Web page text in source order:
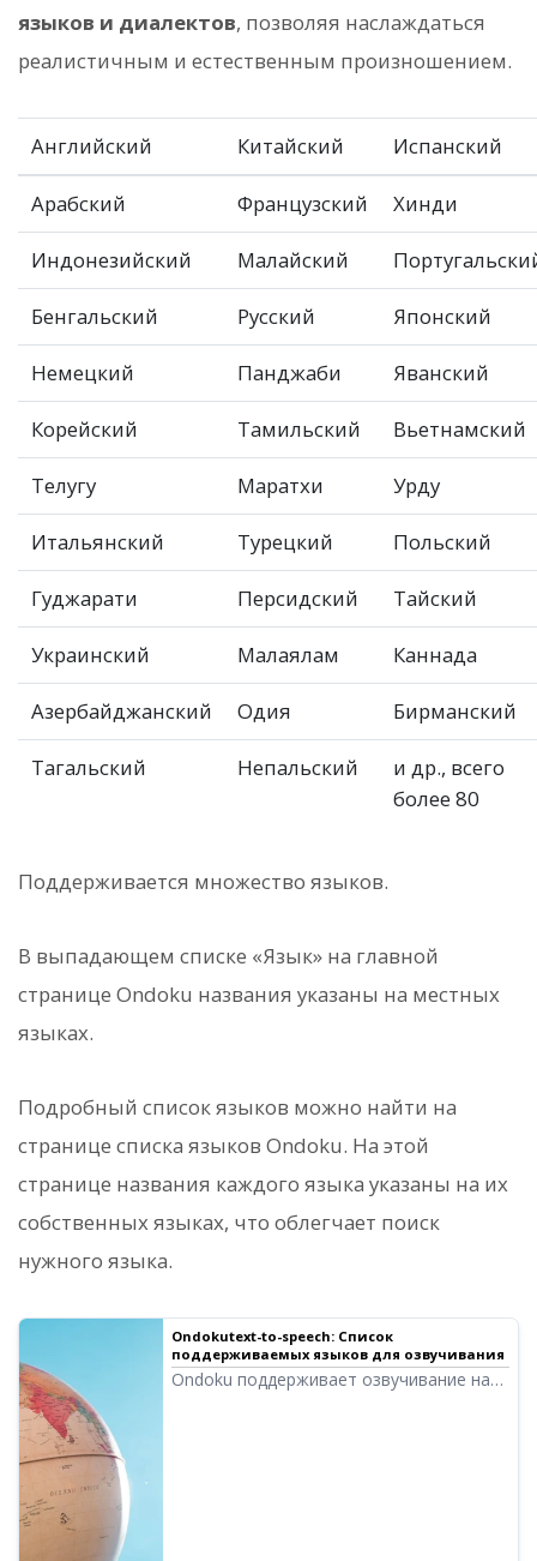
языков и диалектов, позволяя наслаждаться
реалистичным и естественным произношением.
Английский Китайский Испанский
Арабский Французский Хинди
Индонезийский Малайский
Бенгальский Русский Японский
Немецкий Панджаби Яванский
Корейский Тамильский Вьетнамский
Телугу Маратхи Урду
Итальянский Турецкий Польский
Гуджарати Персидский Тайский
Украинский Малаялам Каннада
Азербайджанский Одия Бирманский
Тагальский Непальский
и др., всего
более 80
Поддерживается множество языков.
В выпадающем списке «Язык» на главной
странице Ondoku названия указаны на местных
языках.
Подробный список языков можно найти на
странице списка языков Ondoku. На этой
странице названия каждого языка указаны на их
собственных языках, что облегчает поиск
нужного языка.
Ondokutext-to-speech: Список
поддерживаемых языков для озвучивания
Ondoku поддерживает озвучивание на